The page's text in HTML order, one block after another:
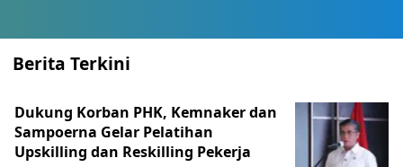
Berita Terkini
Dukung Korban PHK, Kemnaker dan
Sampoerna Gelar Pelatihan
Upskilling dan Reskilling Pekerja